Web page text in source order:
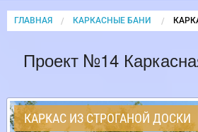
ГЛАВНАЯ КАРКАСНЫЕ БАНИ
Проект №14
КАРКАС ИЗ СТРОГАНОЙ ДОСКИ